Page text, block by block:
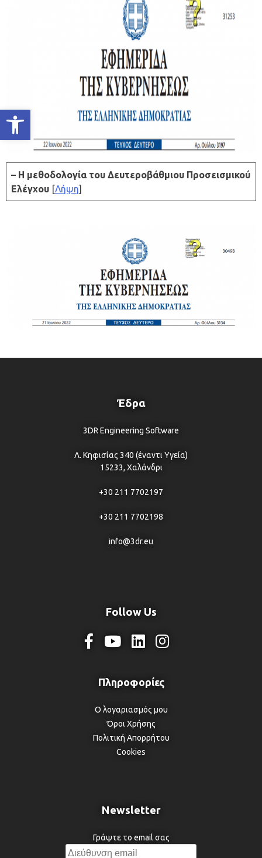
Ανοίξτε τη γραμμή εργαλείων
– Η μεθοδολογία του Δευτεροβάθμιου Προσεισμικού
Ελέγχου [Λήψη]
Έδρα
3DR Engineering Software
Λ. Κηφισίας 340 (έναντι Υγεία)
15233, Χαλάνδρι
+30 211 7702197
+30 211 7702198
info@3dr.eu
Follow Us
Ο λογαριασμός μου
Όροι Χρήσης
Πολιτική Απορρήτου
Cookies
Newsletter
Γράψτε το email σας